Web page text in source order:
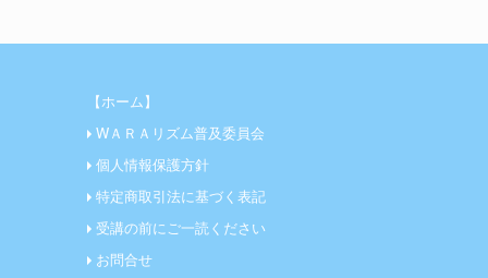
【ホーム】
WＡＲＡリズム普及委員会
個人情報保護方針
特定商取引法に基づく表記
受講の前にご一読ください
お問合せ